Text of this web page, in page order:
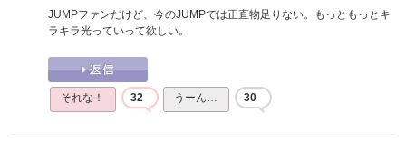
JUMPファンだけど、今のJUMPでは正直物足りない。もっともっとキ
ラキラ光っていって欲しい。
それな！ 32 うーん… 30